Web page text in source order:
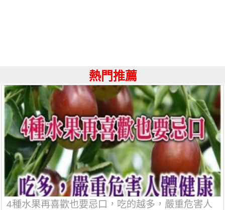
熱門推薦
4種水果再喜歡也要忌口，吃的越多，嚴重危害人